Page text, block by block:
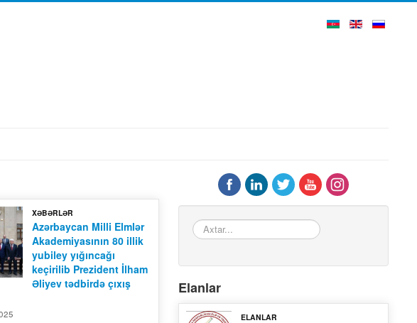
XƏBƏRLƏR
Azərbaycan Milli Elmlər
Akademiyasının 80 illik
yubiley yığıncağı
keçirilib Prezident İlham
Əliyev tədbirdə çıxış
Axtar...
Elanlar
ELANLAR